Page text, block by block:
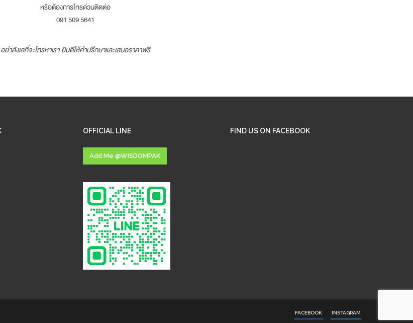
หรือต้องการโทรด่วนติดต่อ
091 509 5641
อย่าลังเลที่จะโทรหาเรา ยินดีให้คำปรึกษาและเสนอราคาฟรี
OFFICIAL LINE
Add Me @WISDOMPAK
FIND US ON FACEBOOK
FACEBOOK INSTAGRAM